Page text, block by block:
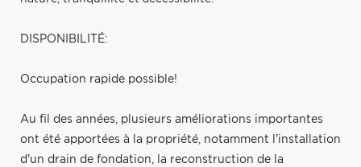
DISPONIBILITÉ:
Occupation rapide possible!
Au fil des années, plusieurs améliorations importantes
ont été apportées à la propriété, notamment l'installation
d'un drain de fondation, la reconstruction de la